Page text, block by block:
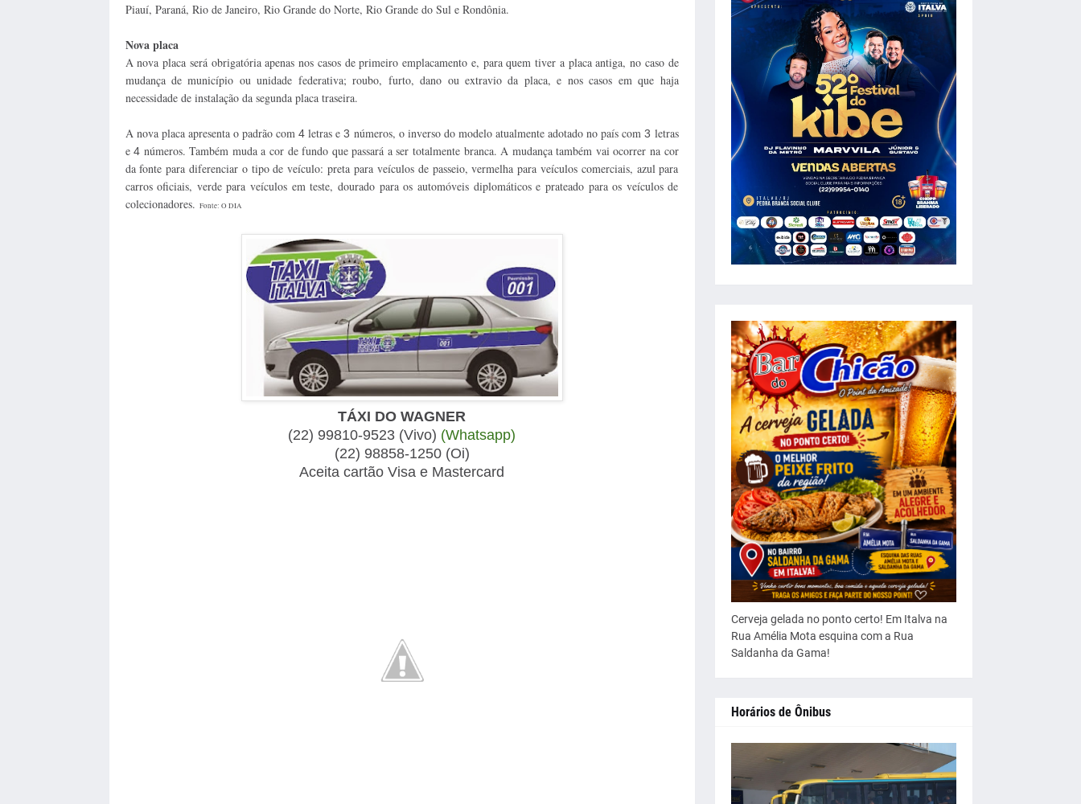
Piauí, Paraná, Rio de Janeiro, Rio Grande do Norte, Rio Grande do Sul e Rondônia.
Nova placa
A nova placa será obrigatória apenas nos casos de primeiro emplacamento e, para quem tiver a placa antiga, no caso de
mudança de município ou unidade federativa; roubo, furto, dano ou extravio da placa, e nos casos em que haja
necessidade de instalação da segunda placa traseira.
A nova placa apresenta o padrão com4 letras e3 números, o inverso do modelo atualmente adotado no país com3 letras
e4 números. Também muda a cor de fundo que passará a ser totalmente branca. A mudança também vai ocorrer na cor
da fonte para diferenciar o tipo de veículo: preta para veículos de passeio, vermelha para veículos comerciais, azul para
carros oficiais, verde para veículos em teste, dourado para os automóveis diplomáticos e prateado para os veículos de
colecionadores. Fonte: O DIA
TÁXI DO WAGNER
(22) 99810-9523 (Vivo) (Whatsapp)
(22) 98858-1250 (Oi)
Aceita cartão Visa e Mastercard
Cerveja gelada no ponto certo! Em Italva na
Rua Amélia Mota esquina com a Rua
Saldanha da Gama!
Horários de Ônibus